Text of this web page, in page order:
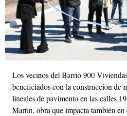
Los vecinos del Barrio 900
beneficiados con la construcción de
lineales de pavimento en las calles
Martin, obra que impacta también